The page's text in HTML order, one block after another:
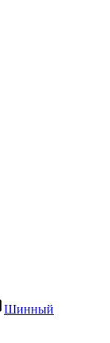
Шинный